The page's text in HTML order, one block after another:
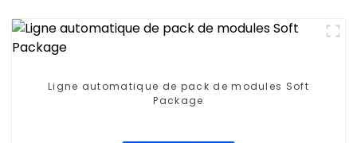
Ligne automatique de pack de modules Soft
Package